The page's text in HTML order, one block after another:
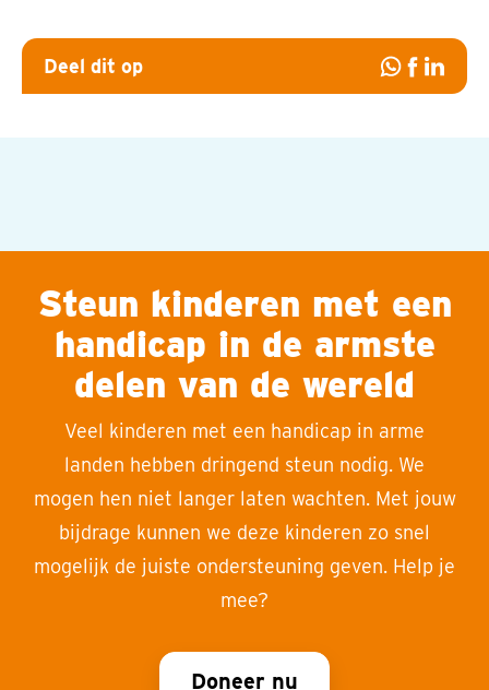
Deel dit op
DeelDeel
Deel
Steun kinderen met een
handicap in de armste
delen van de wereld
Veel kinderen met een handicap in arme
landen hebben dringend steun nodig. We
mogen hen niet langer laten wachten. Met jouw
bijdrage kunnen we deze kinderen zo snel
mogelijk de juiste ondersteuning geven. Help je
mee?
Doneer nu